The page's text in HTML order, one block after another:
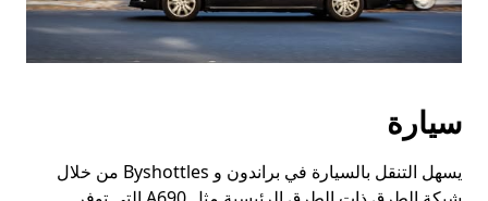
سيارة
يسهل التنقل بالسيارة في براندون و Byshottles من خلال